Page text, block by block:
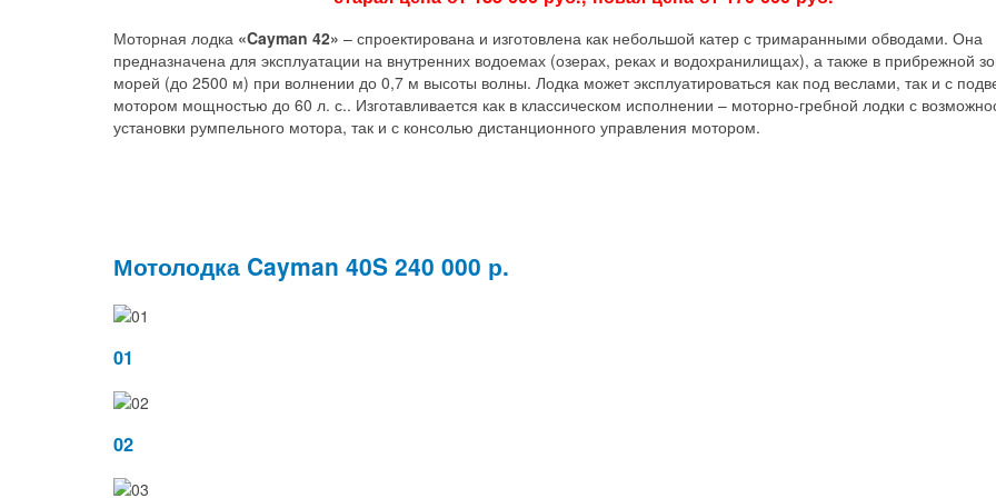
Моторная лодка «Cayman 42» – спроектирована и изготовлена как небольшой катер с тримаранными обводами. Она
предназначена для эксплуатации на внутренних водоемах (озерах, реках и водохранилищах), а также в прибрежной
морей (до 2500 м) при волнении до 0,7 м высоты волны. Лодка может эксплуатироваться как под веслами, так и с
мотором мощностью до 60 л. с.. Изготавливается как в классическом исполнении – моторно-гребной лодки с
установки румпельного мотора, так и с консолью дистанционного управления мотором.
Мотолодка Cayman 40S 240 000 р.
01
02